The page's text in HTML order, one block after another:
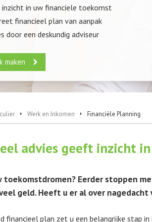
inzicht in uw financiele toekomst
financieel plan van aanpak
door een deskundig adviseur
maken
Werk en Inkomen Financiële Planning
advies geeft inzicht
toekomstdromen? Eerder stoppen
geld. Heeft u er al over
financieel plan zet u een belangrijke stap